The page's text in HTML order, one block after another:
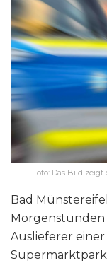
Foto: Das Bild
Bad
Morgenstunden
Auslieferer